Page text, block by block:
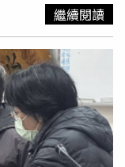
前，已有其他公司
項。據悉，美國最
濟權力法》
Act，
遞向「美國國際貿
）提起訴訟。最高
稅擁有「專屬管轄
：「原告要求被
關稅。」訴訟文
繼續閱讀